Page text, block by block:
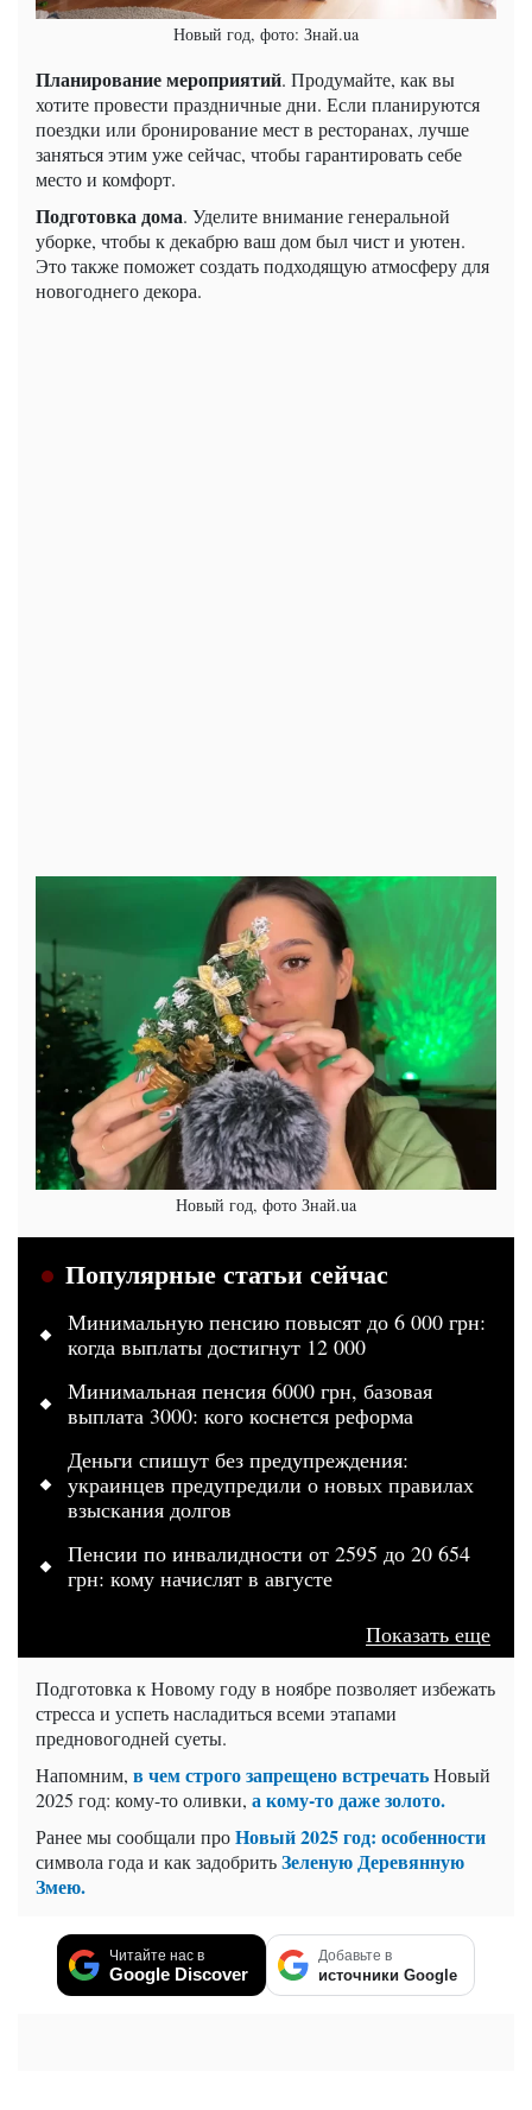
Новый год, фото: Знай.ua
Планирование мероприятий. Продумайте, как вы
хотите провести праздничные дни. Если планируются
поездки или бронирование мест в ресторанах, лучше
заняться этим уже сейчас, чтобы гарантировать себе
место и комфорт.
Подготовка дома. Уделите внимание генеральной
уборке, чтобы к декабрю ваш дом был чист и уютен.
Это также поможет создать подходящую атмосферу для
новогоднего декора.
Новый год, фото Знай.ua
Популярные статьи сейчас
Минимальную пенсию повысят до 6 000 грн:
когда выплаты достигнут 12 000
Минимальная пенсия 6000 грн, базовая
выплата 3000: кого коснется реформа
Деньги спишут без предупреждения:
украинцев предупредили о новых правилах
взыскания долгов
Пенсии по инвалидности от 2595 до 20 654
грн: кому начислят в августе
Показать еще
Подготовка к Новому году в ноябре позволяет избежать
стресса и успеть насладиться всеми этапами
предновогодней суеты.
Напомним, в чем строго запрещено встречатьНовый
2025 год: кому-то оливки, а кому-то даже золото.
Ранее мы сообщали проНовый 2025 год: особенности
символа года и как задобритьЗеленую Деревянную
Змею.
Читайте нас в
Google Discover
Добавьте в
источники Google